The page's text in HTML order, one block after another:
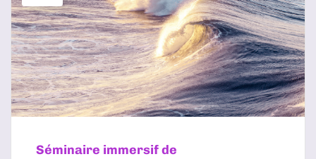
Séminaire immersif de